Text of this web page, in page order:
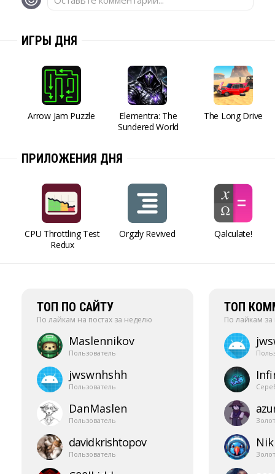
ИГРЫ ДНЯ
Arrow Jam Puzzle
Elementra: The
Sundered World
The Long Drive
ПРИЛОЖЕНИЯ ДНЯ
CPU Throttling Test
Redux
Orgzly Revived Qalculate!
ТОП ПО САЙТУ
По лайкам на постах за неделю
Maslennikov
Пользователь
jwswnhshh
Пользователь
DanMaslen
Пользователь
davidkrishtopov
Пользователь
ТОП
По лайкам